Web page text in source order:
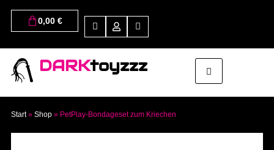
0,00 €
DARKtoyzzz
Start» Shop» PetPlay-Bondageset zum Kriechen